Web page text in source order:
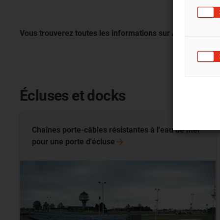
Vous trouverez toutes les informations sur Améliorer
Écluses et docks
Chaînes porte-câbles résistantes à l'eau de mer
pour une porte d'écluse